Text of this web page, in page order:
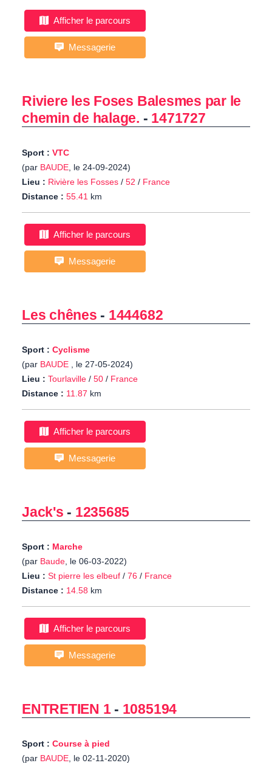
Afficher le parcours
Messagerie
Riviere les Foses Balesmes par le
chemin de halage. - 1471727
Sport : VTC
(par BAUDE, le 24-09-2024)
Lieu : Rivière les Fosses / 52 / France
Distance : 55.41 km
Afficher le parcours
Messagerie
Les chênes - 1444682
Sport : Cyclisme
(par BAUDE , le 27-05-2024)
Lieu : Tourlaville / 50 / France
Distance : 11.87 km
Afficher le parcours
Messagerie
Jack's - 1235685
Sport : Marche
(par Baude, le 06-03-2022)
Lieu : St pierre les elbeuf / 76 / France
Distance : 14.58 km
Afficher le parcours
Messagerie
ENTRETIEN 1- 1085194
Sport : Course à pied
(par BAUDE, le 02-11-2020)